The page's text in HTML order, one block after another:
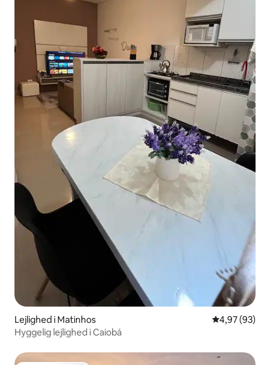
Lejlighed i Matinhos 4,97 ud af 5 i
4,97 (93)
Hyggelig lejlighed i Caiobá